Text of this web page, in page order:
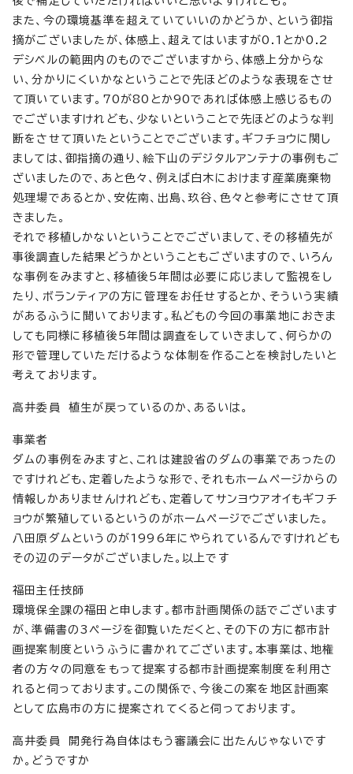
また、今の環境基準を超えていていいのかどうか、という御指
摘がございましたが、体感上、超えてはいますが0.1とか0.2
デシベルの範囲内のものでございますから、体感上分からな
い、分かりにくいかなということで先ほどのような表現をさせ
て頂いています。70が80とか90であれば体感上感じるもの
でございますけれども、少ないということで先ほどのような判
断をさせて頂いたということでございます。ギフチョウに関し
ましては、御指摘の通り、絵下山のデジタルアンテナの事例もご
ざいましたので、あと色々、例えば白木におけます産業廃棄物
処理場であるとか、安佐南、出島、玖谷、色々と参考にさせて頂
きました。
それで移植しかないということでございまして、その移植先が
事後調査した結果どうかということもございますので、いろん
な事例をみますと、移植後5年間は必要に応じまして監視をし
たり、ボランティアの方に管理をお任せするとか、そういう実績
があるふうに聞いております。私どもの今回の事業地におきま
しても同様に移植後5年間は調査をしていきまして、何らかの
形で管理していただけるような体制を作ることを検討したいと
考えております。
高井委員 植生が戻っているのか、あるいは。
事業者
ダムの事例をみますと、これは建設省のダムの事業であったの
ですけれども、定着したような形で、それもホームページからの
情報しかありませんけれども、定着してサンヨウアオイもギフチ
ョウが繁殖しているというのがホームページでございました。
八田原ダムというのが1996年にやられているんですけれども
その辺のデータがございました。以上です
福田主任技師
環境保全課の福田と申します。都市計画関係の話でございます
が、準備書の3ページを御覧いただくと、その下の方に都市計
画提案制度というふうに書かれてございます。本事業は、地権
者の方々の同意をもって提案する都市計画提案制度を利用さ
れると伺っております。この関係で、今後この案を地区計画案
として広島市の方に提案されてくると伺っております。
高井委員 開発行為自体はもう審議会に出たんじゃないです
か。どうですか